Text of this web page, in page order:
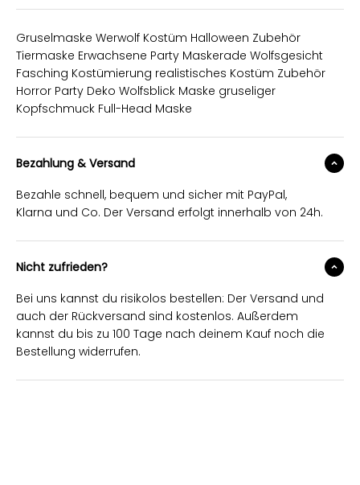
Gruselmaske Werwolf Kostüm Halloween Zubehör
Tiermaske Erwachsene Party Maskerade Wolfsgesicht
Fasching Kostümierung realistisches Kostüm Zubehör
Horror Party Deko Wolfsblick Maske gruseliger
Kopfschmuck Full-Head Maske
Bezahlung & Versand
Bezahle schnell, bequem und sicher mit PayPal,
Klarna und Co. Der Versand erfolgt innerhalb von 24h.
Nicht zufrieden?
Bei uns kannst du risikolos bestellen: Der Versand und
auch der Rückversand sind kostenlos. Außerdem
kannst du bis zu 100 Tage nach deinem Kauf noch die
Bestellung widerrufen.